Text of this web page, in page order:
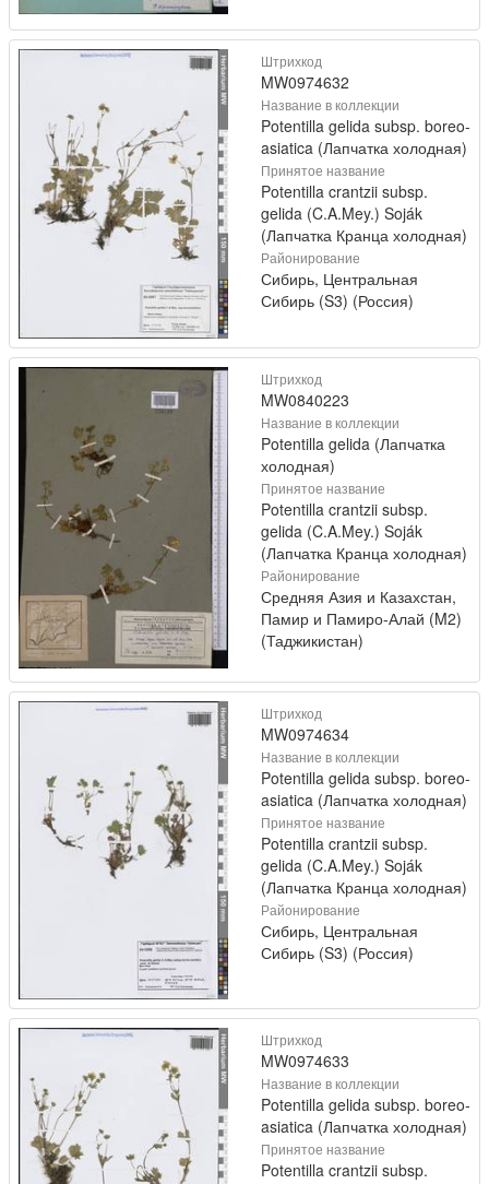
Штрихкод
MW0974632
Название в коллекции
Potentilla gelida subsp. boreo-
asiatica (Лапчатка холодная)
Принятое название
Potentilla crantzii subsp.
gelida (C.A.Mey.) Soják
(Лапчатка Кранца холодная)
Районирование
Сибирь, Центральная
Сибирь (S3) (Россия)
Штрихкод
MW0840223
Название в коллекции
Potentilla gelida (Лапчатка
холодная)
Принятое название
Potentilla crantzii subsp.
gelida (C.A.Mey.) Soják
(Лапчатка Кранца холодная)
Районирование
Средняя Азия и Казахстан,
Памир и Памиро-Алай (M2)
(Таджикистан)
Штрихкод
MW0974634
Название в коллекции
Potentilla gelida subsp. boreo-
asiatica (Лапчатка холодная)
Принятое название
Potentilla crantzii subsp.
gelida (C.A.Mey.) Soják
(Лапчатка Кранца холодная)
Районирование
Сибирь, Центральная
Сибирь (S3) (Россия)
Штрихкод
MW0974633
Название в коллекции
Potentilla gelida subsp. boreo-
asiatica (Лапчатка холодная)
Принятое название
Potentilla crantzii subsp.